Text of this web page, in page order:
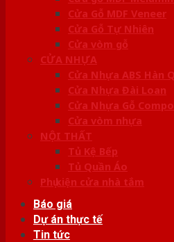
Cửa Gỗ MDF Veneer
Cửa Gỗ Tự Nhiên
Cửa vòm gỗ
CỬA NHỰA
Cửa Nhựa ABS Hàn
Cửa Nhựa Đài Loan
Cửa Nhựa Gỗ
Cửa vòm nhựa
NỘI THẤT
Tủ Kệ Bếp
Tủ Quần Áo
Phụ kiện cửa nhà tắm
Báo giá
Dự án thực tế
Tin tức